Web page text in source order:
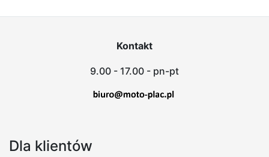
Kontakt
9.00 - 17.00 - pn-pt
Dla klientów